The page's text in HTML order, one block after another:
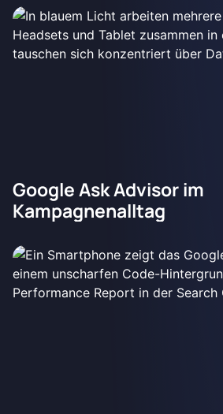
Google Ask Advisor im
Kampagnenalltag